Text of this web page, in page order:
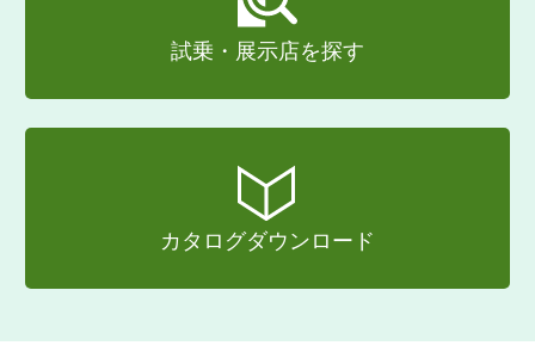
試乗・展示店を探す
カタログダウンロード